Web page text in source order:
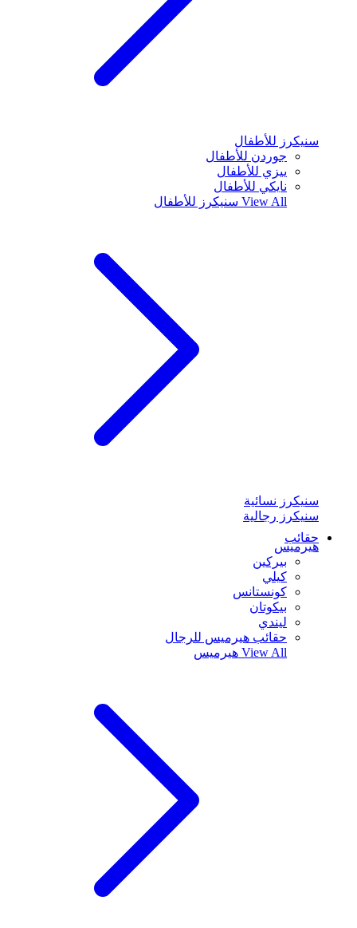
سنيكرز للأطفال
جوردن للأطفال
ييزي للأطفال
نايكي للأطفال
View All سنيكرز للأطفال
سنيكرز نسائية
سنيكرز رجالية
حقائب
هيرميس
بيركين
كيلي
كونستانس
بيكوتان
ليندي
حقائب هيرميس للرجال
View All هيرميس